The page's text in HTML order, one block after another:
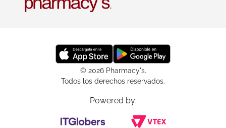
© 2026 Pharmacy's.
Todos los derechos reservados.
Powered by: